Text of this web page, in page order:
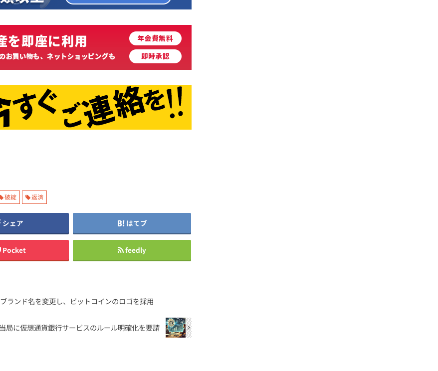
破綻 返済
シェア はてブ
Pocket feedly
ランド名を変更し、ビットコインのロゴを採用
局に仮想通貨銀行サービスのルール明確化を要請